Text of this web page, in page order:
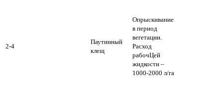
2-4
Паутинный
клещ
Опрыскивание
в период
вегетации.
Расход
рабочЦей
жидкости –
1000-2000 л/га